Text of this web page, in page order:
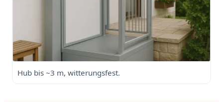
Hub bis ~3 m, witterungsfest.